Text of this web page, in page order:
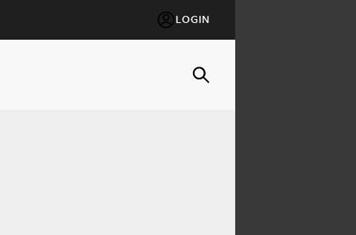
LOGIN